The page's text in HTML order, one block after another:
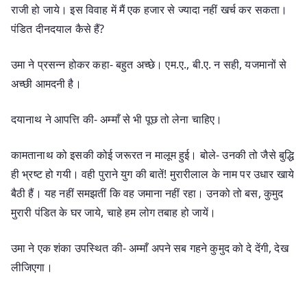
राजी हो जाये। इस विवाह में मैं एक हजार से ज्यादा नहीं खर्च कर सकता।
पंडित दीनदयाल कैसे हैं?
उमा ने प्रसन्न होकर कहा- बहुत अच्छे। एम.ए., बी.ए. न सही, यजमानों से
अच्छी आमदनी है।
दयानाथ ने आपत्ति की- अम्माँ से भी पूछ तो लेना चाहिए।
कामतानाथ को इसकी कोई जरूरत न मालूम हुई। बोले- उनकी तो जैसे बुद्धि
ही भ्रष्ट हो गयी। वही पुराने युग की बातें! मुरारीलाल के नाम पर उधार खाये
बैठी हैं। यह नहीं समझतीं कि वह जमाना नहीं रहा। उनको तो बस, कुमुद
मुरारी पंडित के घर जाये, चाहे हम लोग तबाह हो जायें।
उमा ने एक शंका उपस्थित की- अम्माँ अपने सब गहने कुमुद को दे देंगी, देख
लीजिएगा।